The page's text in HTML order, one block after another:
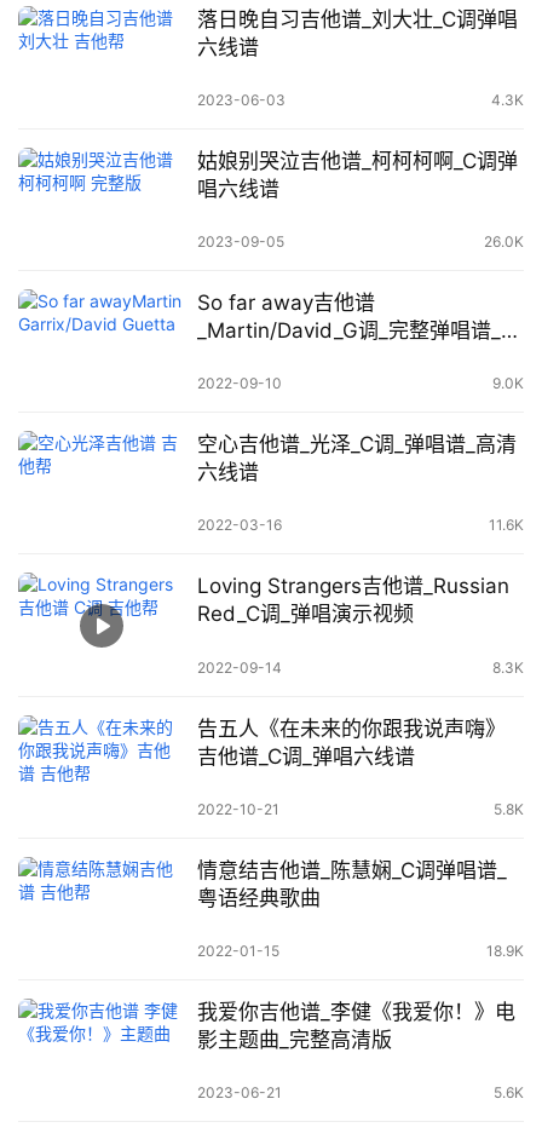
落日晚自习吉他谱_刘大壮_C调弹唱
六线谱
2023-06-03 4.3K
姑娘别哭泣吉他谱_柯柯柯啊_C调弹
唱六线谱
2023-09-05 26.0K
So far away吉他谱
_Martin/David_G调_完整弹唱谱_音
2022-09-10 9.0K
空心吉他谱_光泽_C调_弹唱谱_高清
六线谱
2022-03-16 11.6K
Loving Strangers吉他谱_Russian
Red_C调_弹唱演示视频
2022-09-14 8.3K
告五人《在未来的你跟我说声嗨》
吉他谱_C调_弹唱六线谱
2022-10-21 5.8K
情意结吉他谱_陈慧娴_C调弹唱谱_
粤语经典歌曲
2022-01-15 18.9K
我爱你吉他谱_李健《我爱你！》电
影主题曲_完整高清版
2023-06-21 5.6K